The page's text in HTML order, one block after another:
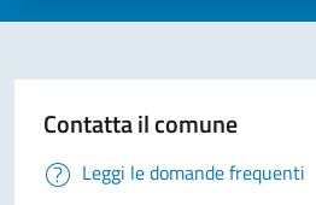
Contatta il comune
Leggi le domande frequenti